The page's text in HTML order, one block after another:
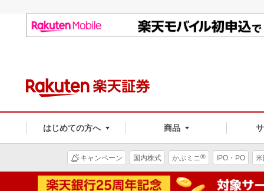
はじめての方へ 商品
キャンペーン 国内株式 かぶミニ® IPO・PO